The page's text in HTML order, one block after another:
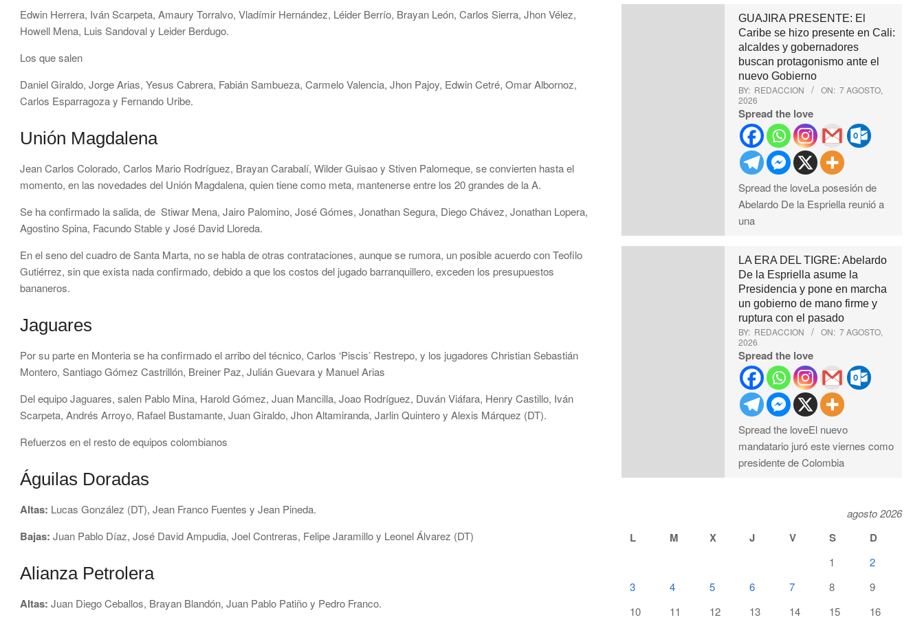
Edwin Herrera, Iván Scarpeta, Amaury Torralvo, Vladímir Hernández, Léider Berrío, Brayan León, Carlos Sierra, Jhon Vélez,
Howell Mena, Luis Sandoval y Leider Berdugo.
Los que salen
Daniel Giraldo, Jorge Arias, Yesus Cabrera, Fabián Sambueza, Carmelo Valencia, Jhon Pajoy, Edwin Cetré, Omar Albornoz,
Carlos Esparragoza y Fernando Uribe.
Unión Magdalena
Jean Carlos Colorado, Carlos Mario Rodríguez, Brayan Carabalí, Wilder Guisao y Stiven Palomeque, se convierten hasta el
momento, en las novedades del Unión Magdalena, quien tiene como meta, mantenerse entre los 20 grandes de la A.
Se ha confirmado la salida, de Stiwar Mena, Jairo Palomino, José Gómes, Jonathan Segura, Diego Chávez, Jonathan Lopera,
Agostino Spina, Facundo Stable y José David Lloreda.
En el seno del cuadro de Santa Marta, no se habla de otras contrataciones, aunque se rumora, un posible acuerdo con Teofilo
Gutiérrez, sin que exista nada confirmado, debido a que los costos del jugado barranquillero, exceden los presupuestos
bananeros.
Jaguares
Por su parte en Monteria se ha confirmado el arribo del técnico, Carlos ‘Piscis’ Restrepo, y los jugadores Christian Sebastián
Montero, Santiago Gómez Castrillón, Breiner Paz, Julián Guevara y Manuel Arias
Del equipo Jaguares, salen Pablo Mina, Harold Gómez, Juan Mancilla, Joao Rodríguez, Duván Viáfara, Henry Castillo, Iván
Scarpeta, Andrés Arroyo, Rafael Bustamante, Juan Giraldo, Jhon Altamiranda, Jarlin Quintero y Alexis Márquez (DT).
Refuerzos en el resto de equipos colombianos
Águilas Doradas
Altas: Lucas González (DT), Jean Franco Fuentes y Jean Pineda.
Bajas: Juan Pablo Díaz, José David Ampudia, Joel Contreras, Felipe Jaramillo y Leonel Álvarez (DT)
Alianza Petrolera
Altas: Juan Diego Ceballos, Brayan Blandón, Juan Pablo Patiño y Pedro Franco.
GUAJIRA PRESENTE: El
Caribe se hizo presente en Cali:
alcaldes y gobernadores
buscan protagonismo ante el
nuevo Gobierno
BY: REDACCION ON: 7 AGOSTO,
2026
Spread the love
Spread the loveLa posesión de
Abelardo De la Espriella reunió a
una
LA ERA DEL TIGRE: Abelardo
De la Espriella asume la
Presidencia y pone en marcha
un gobierno de mano firme y
ruptura con el pasado
BY: REDACCION ON: 7 AGOSTO,
2026
Spread the love
Spread the loveEl nuevo
mandatario juró este viernes como
presidente de Colombia
agosto 2026
L M X J V S D
1
2
3
4 5 6 7 8
9
10
11 12 13 14 15
16